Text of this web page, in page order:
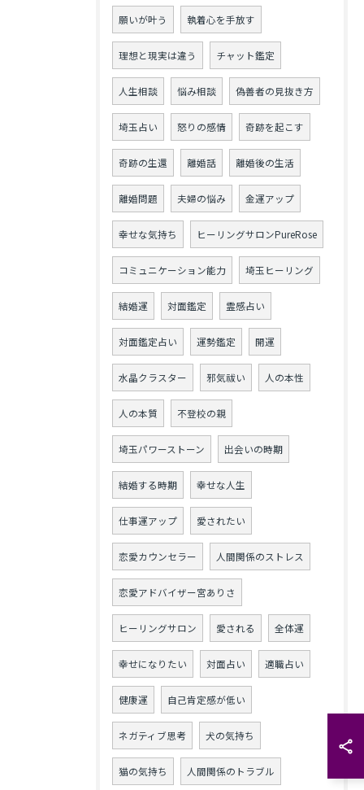
願いが叶う 執着心を手放す
理想と現実は違う チャット鑑定
人生相談 悩み相談 偽善者の見抜き方
埼玉占い 怒りの感情 奇跡を起こす
奇跡の生還 離婚話 離婚後の生活
離婚問題 夫婦の悩み 金運アップ
幸せな気持ち ヒーリングサロンPureRose
コミュニケーション能力 埼玉ヒーリング
結婚運 対面鑑定 霊感占い
対面鑑定占い 運勢鑑定 開運
水晶クラスター 邪気祓い 人の本性
人の本質 不登校の親
埼玉パワーストーン 出会いの時期
結婚する時期 幸せな人生
仕事運アップ 愛されたい
恋愛カウンセラー 人間関係のストレス
恋愛アドバイザー宮ありさ
ヒーリングサロン 愛される 全体運
幸せになりたい 対面占い 適職占い
健康運 自己肯定感が低い
ネガティブ思考 犬の気持ち
猫の気持ち 人間関係のトラブル